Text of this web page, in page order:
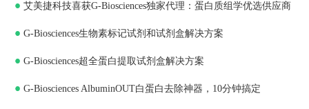
艾美捷科技喜获G-Biosciences独家代理：蛋白质组学优选供应商
G-Biosciences生物素标记试剂和试剂盒解决方案
G-Biosciences超全蛋白提取试剂盒解决方案
G-Biosciences AlbuminOUT白蛋白去除神器，10分钟搞定